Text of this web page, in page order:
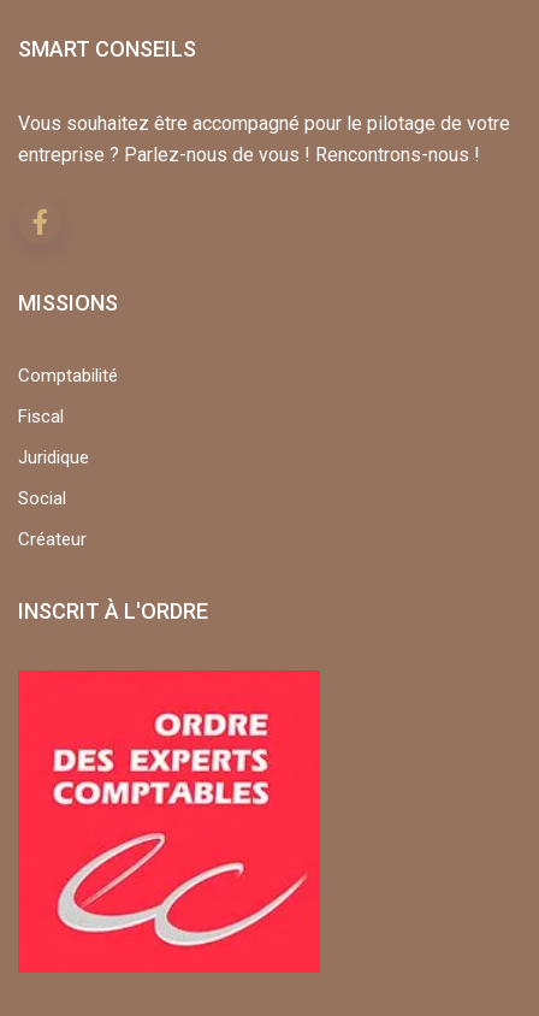
SMART CONSEILS
Vous souhaitez être accompagné pour le pilotage de votre
entreprise ? Parlez-nous de vous ! Rencontrons-nous !
MISSIONS
Comptabilité
Fiscal
Juridique
Social
Créateur
INSCRIT À L'ORDRE